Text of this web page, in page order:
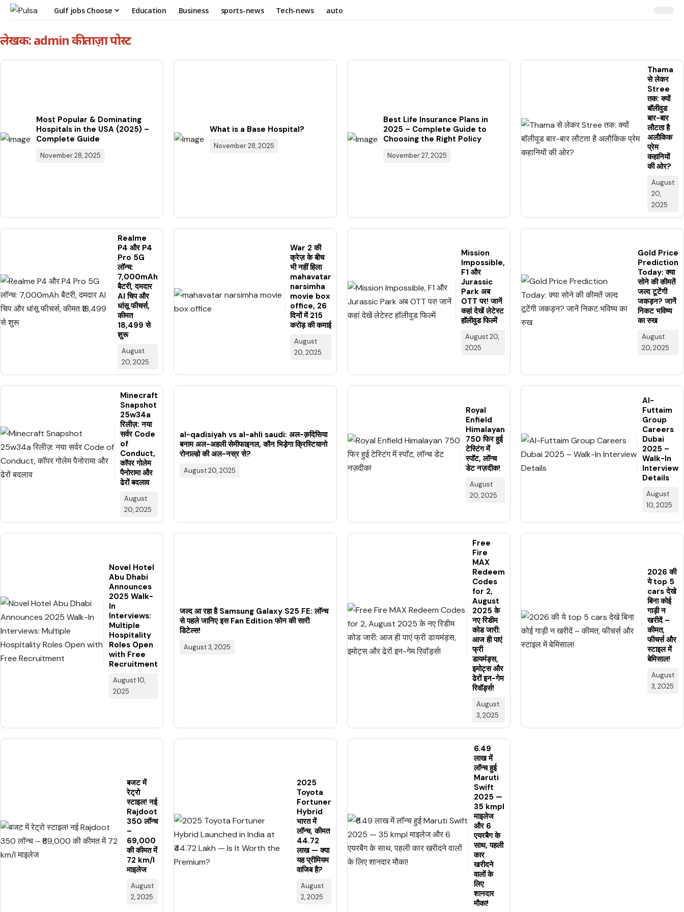
Gulf jobs Choose Education Business sports-news Tech-news auto
लेखक: admin की ताज़ा पोस्ट
Most Popular & Dominating
Hospitals in the USA (2025) –
Complete Guide
November 28, 2025
What is a Base Hospital?
November 28, 2025
Best Life Insurance Plans in
2025 – Complete Guide to
Choosing the Right Policy
November 27, 2025
Thama
से लेकर
Stree
तक: क्यों
बॉलीवुड
बार-बार
लौटता है
अलौकिक
प्रेम
कहानियों
की ओर?
August
20,
2025
Realme
P4 और P4
Pro 5G
लॉन्च:
7,000mAh
बैटरी, दमदार
AI चिप और
धांसू फीचर्स,
कीमत
₹18,499 से
शुरू
August
20, 2025
War 2 की
क्रेज़ के बीच
भी नहीं हिला
mahavatar
narsimha
movie box
office, 26
दिनों में ₹215
करोड़ की कमाई
August
20, 2025
Mission
Impossible,
F1 और
Jurassic
Park अब
OTT पर! जानें
कहां देखें लेटेस्ट
हॉलीवुड फिल्में
August 20,
2025
Gold Price
Prediction
Today: क्या
सोने की कीमतें
जल्द टूटेंगी
जकड़न? जानें
निकट भविष्य
का रुख
August
20, 2025
Minecraft
Snapshot
25w34a
रिलीज़: नया
सर्वर Code
of
Conduct,
कॉपर गोलेम
पैनोरामा और
ढेरों बदलाव
August
20, 2025
al-qadisiyah vs al-ahli saudi: अल-क़दिसिया
बनाम अल-अहली सेमीफाइनल, कौन भिड़ेगा क्रिस्टियानो
रोनाल्डो की अल-नस्र से?
August 20, 2025
Royal
Enfield
Himalayan
750 फिर हुई
टेस्टिंग में
स्पॉट, लॉन्च
डेट नज़दीक!
August
20, 2025
Al-
Futtaim
Group
Careers
Dubai
2025 –
Walk-In
Interview
Details
August
10, 2025
Novel Hotel
Abu Dhabi
Announces
2025 Walk-
In
Interviews:
Multiple
Hospitality
Roles Open
with Free
Recruitment
August 10,
2025
जल्द आ रहा है Samsung Galaxy S25 FE: लॉन्च
से पहले जानिए इस Fan Edition फोन की सारी
डिटेल्स!
August 3, 2025
Free
Fire
MAX
Redeem
Codes
for 2,
August
2025 के
नए रिडीम
कोड जारी:
आज ही पाएं
फ्री
डायमंड्स,
इमोट्स और
ढेरों इन-गेम
रिवॉर्ड्स!
August
3, 2025
2026 की
ये top 5
cars देखे
बिना कोई
गाड़ी न
खरीदें –
कीमत,
फीचर्स और
स्टाइल में
बेमिसाल!
August
3, 2025
बजट में
रेट्रो
स्टाइल! नई
Rajdoot
350 लॉन्च
–
₹69,000
की कीमत में
72 km/l
माइलेज
August
2, 2025
2025
Toyota
Fortuner
Hybrid
भारत में
लॉन्च, कीमत
₹44.72
लाख — क्या
यह प्रीमियम
वाजिब है?
August
2, 2025
₹6.49
लाख में
लॉन्च हुई
Maruti
Swift
2025 —
35 kmpl
माइलेज
और 6
एयरबैग के
साथ, पहली
कार
खरीदने
वालों के
लिए
शानदार
मौका!